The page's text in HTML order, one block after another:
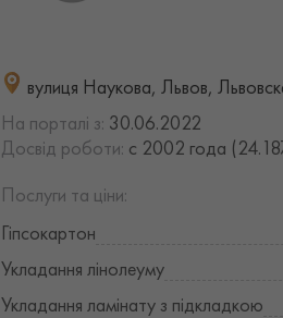
вулиця Наукова, Львов,
На порталі з: 30.06.2022
Досвід роботи: с 2002 года
Послуги та ціни:
Гіпсокартон
Укладання лінолеуму
Укладання ламінату з підкладкою